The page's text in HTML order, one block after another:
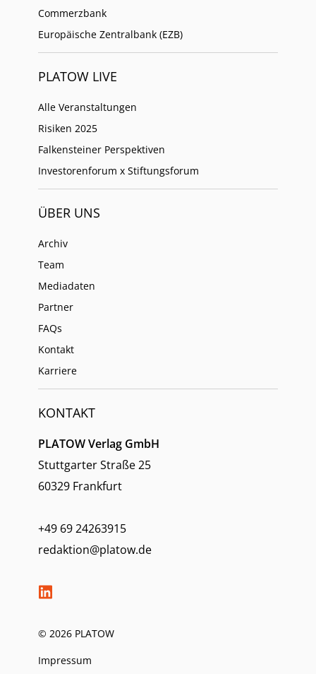
Commerzbank
Europäische Zentralbank (EZB)
PLATOW LIVE
Alle Veranstaltungen
Risiken 2025
Falkensteiner Perspektiven
Investorenforum x Stiftungsforum
ÜBER UNS
Archiv
Team
Mediadaten
Partner
FAQs
Kontakt
Karriere
KONTAKT
PLATOW Verlag GmbH
Stuttgarter Straße 25
60329 Frankfurt
+49 69 24263915
redaktion@platow.de
© 2026 PLATOW
Impressum